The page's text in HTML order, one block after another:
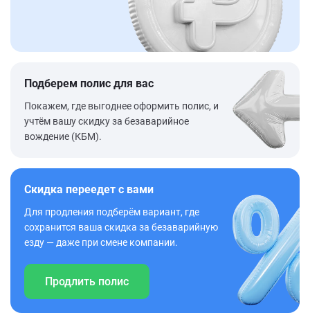
Подберем полис для вас
Покажем, где выгоднее оформить полис, и
учтём вашу скидку за безаварийное
вождение (КБМ).
Скидка переедет с вами
Для продления подберём вариант, где
сохранится ваша скидка за безаварийную
езду — даже при смене компании.
Продлить полис